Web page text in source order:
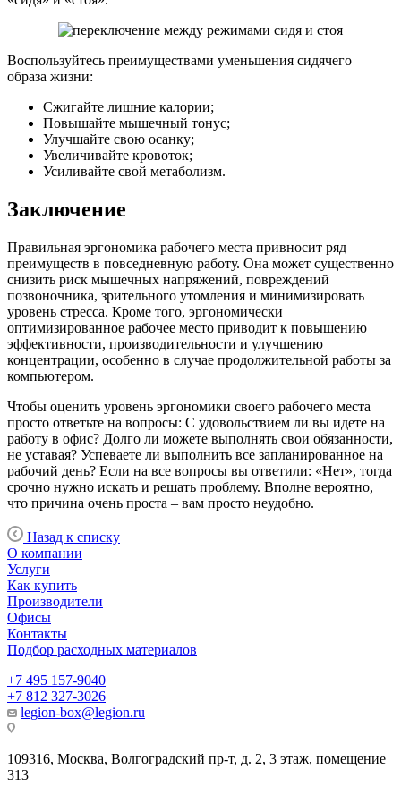
Воспользуйтесь преимуществами уменьшения сидячего
образа жизни:
Сжигайте лишние калории;
Повышайте мышечный тонус;
Улучшайте свою осанку;
Увеличивайте кровоток;
Усиливайте свой метаболизм.
Заключение
Правильная эргономика рабочего места привносит ряд
преимуществ в повседневную работу. Она может существенно
снизить риск мышечных напряжений, повреждений
позвоночника, зрительного утомления и минимизировать
уровень стресса. Кроме того, эргономически
оптимизированное рабочее место приводит к повышению
эффективности, производительности и улучшению
концентрации, особенно в случае продолжительной работы за
компьютером.
Чтобы оценить уровень эргономики своего рабочего места
просто ответьте на вопросы: С удовольствием ли вы идете на
работу в офис? Долго ли можете выполнять свои обязанности,
не уставая? Успеваете ли выполнить все запланированное на
рабочий день? Если на все вопросы вы ответили: «Нет», тогда
срочно нужно искать и решать проблему. Вполне вероятно,
что причина очень проста – вам просто неудобно.
Назад к списку
О компании
Услуги
Как купить
Производители
Офисы
Контакты
Подбор расходных материалов
+7 495 157-9040
+7 812 327-3026
legion-box@legion.ru
109316, Москва, Волгоградский пр-т, д. 2, 3 этаж, помещение
313